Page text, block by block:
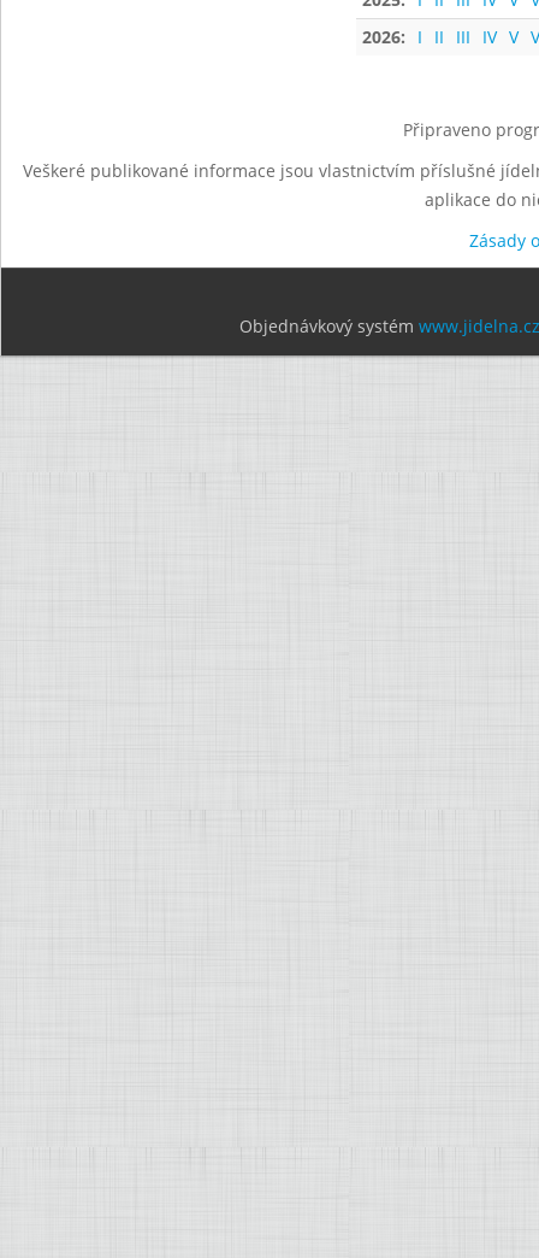
2026:
I II III IV V
Připraveno
Veškeré publikované informace jsou vlastnictvím příslušné
aplikace do
Zásady
Objednávkový systém www.jidelna.cz